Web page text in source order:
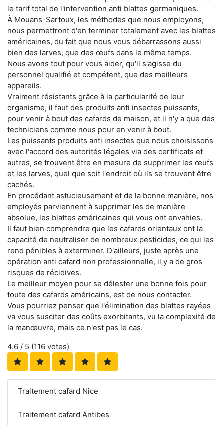
le tarif total de l'intervention anti blattes germaniques.
À Mouans-Sartoux, les méthodes que nous employons,
nous permettront d'en terminer totalement avec les blattes
américaines, du fait que nous vous débarrassons aussi
bien des larves, que des œufs dans le même temps.
Nous avons tout pour vous aider, qu'il s'agisse du
personnel qualifié et compétent, que des meilleurs
appareils.
Vraiment résistants grâce à la particularité de leur
organisme, il faut des produits anti insectes puissants,
pour venir à bout des cafards de maison, et il n'y a que des
techniciens comme nous pour en venir à bout.
Les puissants produits anti insectes que nous choisissons
avec l'accord des autorités légales via des certificats et
autres, se trouvent être en mesure de supprimer les œufs
et les larves, quel que soit l'endroit où ils se trouvent être
cachés.
En procédant astucieusement et de la bonne manière, nos
employés parviennent à supprimer les de manière
absolue, les blattes américaines qui vous ont envahies.
Il faut bien comprendre que les cafards orientaux ont la
capacité de neutraliser de nombreux pesticides, ce qui les
rend pénibles à exterminer. D'ailleurs, juste après une
opération anti cafard non professionnelle, il y a de gros
risques de récidives.
Le meilleur moyen pour se délester une bonne fois pour
toute des cafards américains, est de nous contacter.
Vous pourriez penser que l'élimination des blattes rayées
va vous susciter des coûts exorbitants, vu la complexité de
la manœuvre, mais ce n'est pas le cas.
4.6 / 5 (116 votes)
Traitement cafard Nice
Traitement cafard Antibes